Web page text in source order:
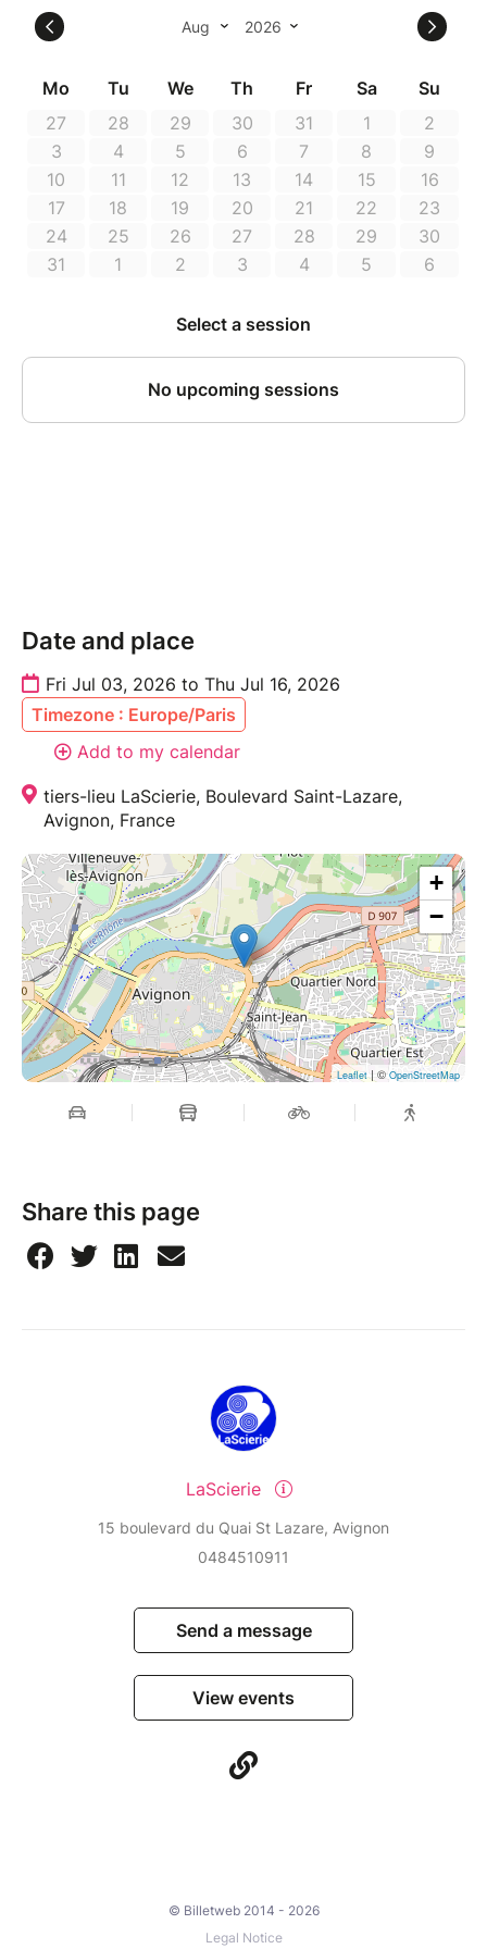
Création lumière : Louise Rustan et Agathe Geffroy
Collaboration artistique : Julie Barbier, Laurence
Pauline Tremblay
Production : Julie Trouverie, Marie Maquaire, Anita
Thibaud et Annabelle Guillouf
Production : Yapluka Cie Marinette Dozeville
Coproduction : Théâtre de Vanves, Agence Culturelle
du Grand Est, Aide Résidences d’artistes en territoire
Clermont-Ferrand Auvergne-Rhône-Alpes, Le Cellier -
Ville de Reims, Pôle Danse des Ardennes - Sedan,
Date and place
Fri Jul 03, 2026 to Thu Jul 16, 2026
Timezone : Europe/Paris
Add to my calendar
tiers-lieu LaScierie, Boulevard Saint-Lazare,
Avignon, France
+
−
Leaflet| ©OpenStreetMap
Share this page
LaScierie
15 boulevard du Quai St Lazare, Avignon
0484510911
Send a message
View events
© Billetweb 2014 - 2026
Legal Notice